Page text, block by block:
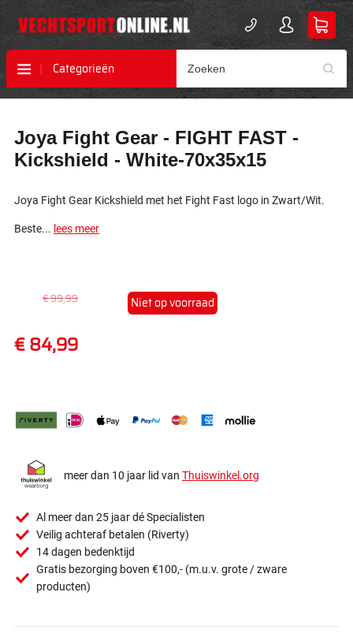
Categorieën
naar
het
einde
de
gallerij
naar
het
begin
de
gallerij
Joya Fight Gear - FIGHT FAST -
Kickshield - White-70x35x15
Joya Fight Gear Kickshield met het Fight Fast logo in Zwart/Wit.
Beste... lees meer
€ 99,99
€ 84,99
Niet op voorraad
meer dan 10 jaar lid van Thuiswinkel.org
Al meer dan 25 jaar dé Specialisten
Veilig achteraf betalen (Riverty)
14 dagen bedenktijd
Gratis bezorging boven €100,- (m.u.v. grote / zware
producten)